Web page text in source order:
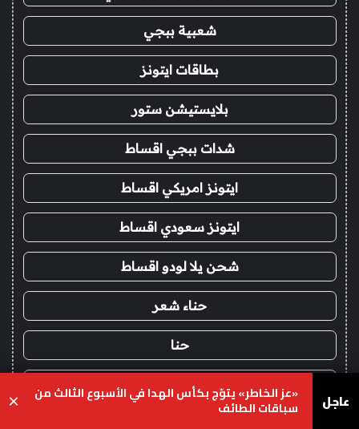
شعبية ببجي
بطاقات ايتونز
بلايستيشن ستور
شدات ببجي اقساط
ايتونز امريكي اقساط
ايتونز سعودي اقساط
شحن يلا لودو اقساط
حناء شعر
حنا
ماتشا
عاجل «عز الخاطر» يتوّج بكأس الهدا في الأسبوع الثالث من
سباقات الطائف ×